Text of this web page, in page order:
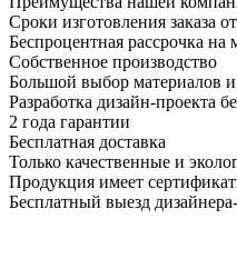
Сроки изготовления заказа
Беспроцентная рассрочка на
Собственное производство
Большой выбор материалов
Разработка дизайн-проекта
2 года гарантии
Бесплатная доставка
Только качественные и
Продукция имеет
Бесплатный выезд